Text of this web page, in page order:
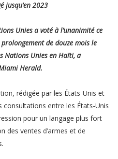
jusqu’en 2023
Unies a voté à l’unanimité ce
de douze mois le
Nations Unies en Haïti, a
Herald.
rédigée par les États-Unis et
consultations entre les États-Unis
pour un langage plus fort
des ventes d’armes et de